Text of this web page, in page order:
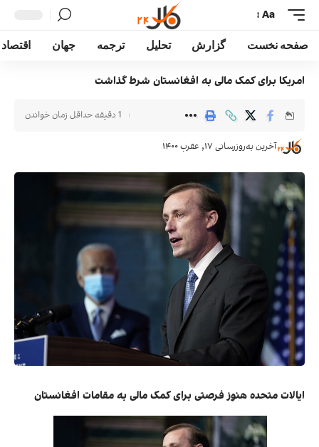
Aa
صفحه نخست گزارش تحلیل ترجمه جهان اقتصاد
امریکا برای کمک مالی به افغانستان شرط گذاشت
آخرین به‌روزرسانی ۱۷, عقرب ۱۴۰۰
1 دقیقه حداقل زمان خواندن
ایالات متحده هنوز فرصتی برای کمک مالی به مقامات افغانستان